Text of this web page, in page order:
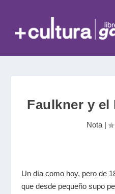
Faulkner y el
Nota|
Un día como hoy, pero de
que desde pequeño supo